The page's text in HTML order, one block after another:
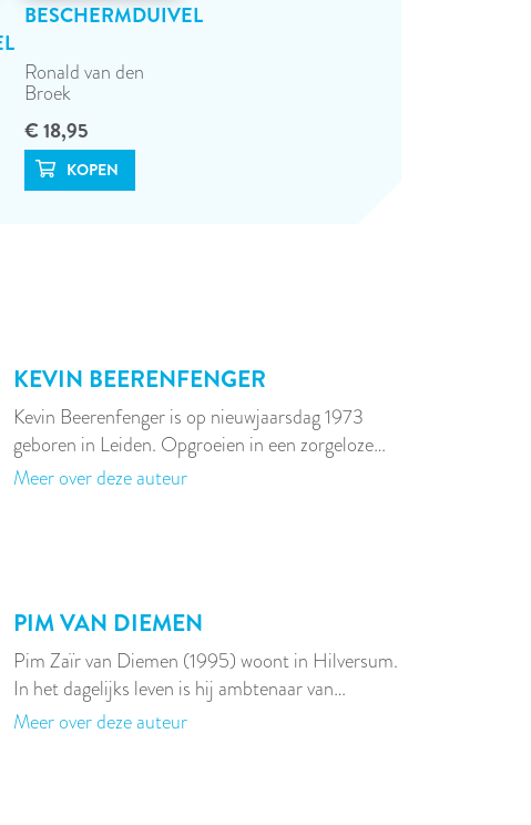
BESCHERMDUIVEL
Ronald van den
Broek
€ 18,95
KEVIN BEERENFENGER
Kevin Beerenfenger is op nieuwjaarsdag 1973
geboren in Leiden. Opgroeien in een zorgeloze…
Meer over deze auteur
PIM VAN DIEMEN
Pim Zaïr van Diemen (1995) woont in Hilversum.
In het dagelijks leven is hij ambtenaar van…
Meer over deze auteur